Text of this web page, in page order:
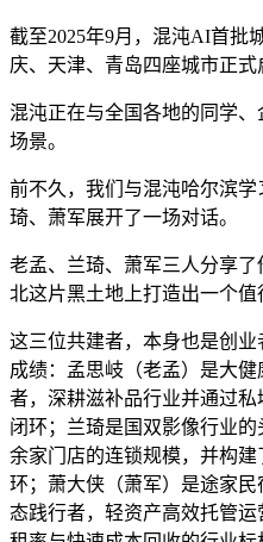
截至2025年9月，混沌AI首批
庆、天津、青岛四座城市正式
混沌正在与全国各地的同学
场景。
前不久，我们与混沌哈尔滨
琦、萧军展开了一场对话。
老孟、兰琦、萧军三人分享
北这片黑土地上打造出一个值
这三位共建者，本身也是创
成绩：孟思岐（老孟）是大
者，深耕滋补品行业并通过
闭环；兰琦是国双影像行业
余家门店的连锁规模，并构
环；萧大侠（萧军）是途家
态践行者，轻资产高效托管运